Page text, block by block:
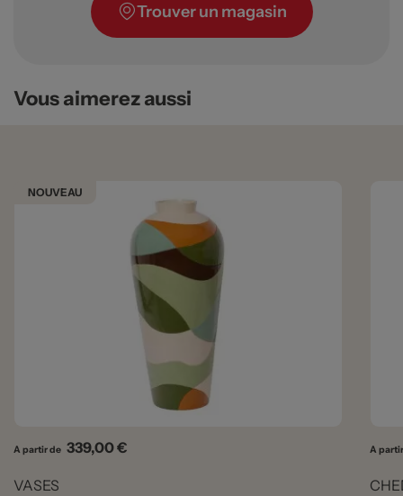
Trouver un magasin
Vous aimerez aussi
NOUVEAU
A partir de Prix
339,00 €
VASES
A